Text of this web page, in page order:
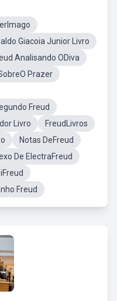
Giacoia Junior Livro
Analisando ODiva
Prazer
Freud
Livro
FreudLivros
Notas DeFreud
De ElectraFreud
Freud